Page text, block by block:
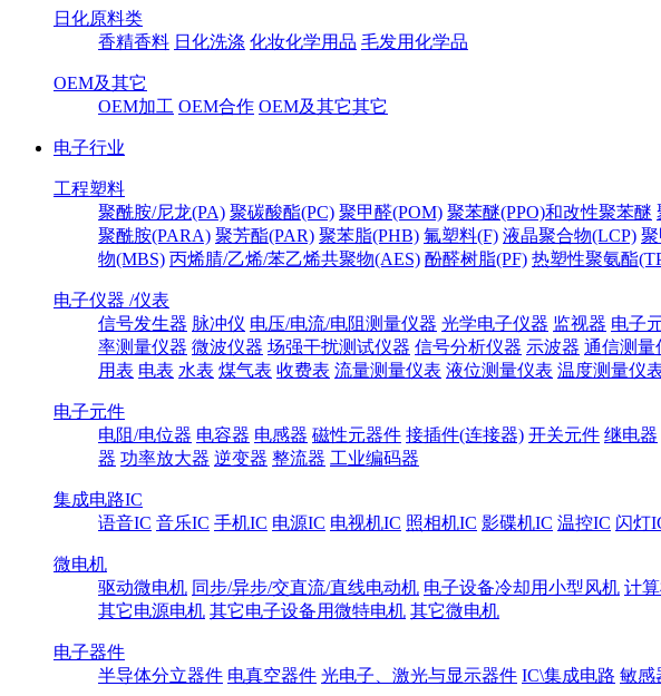
日化原料类
香精香料 日化洗涤 化妆化学用品 毛发用化学品
OEM及其它
OEM加工 OEM合作 OEM及其它其它
电子行业
工程塑料
聚酰胺/尼龙(PA) 聚碳酸酯(PC) 聚甲醛(POM) 聚苯醚(PPO)和改性聚苯醚
聚酰胺(PARA) 聚芳酯(PAR) 聚苯脂(PHB) 氟塑料(F) 液晶聚合物(LCP)
物(MBS) 丙烯腈/乙烯/苯乙烯共聚物(AES) 酚醛树脂(PF) 热塑性聚氨酯
电子仪器 /仪表
信号发生器 脉冲仪 电压/电流/电阻测量仪器 光学电子仪器 监视器 电子
率测量仪器 微波仪器 场强干扰测试仪器 信号分析仪器 示波器 通信测量
用表 电表 水表 煤气表 收费表 流量测量仪表 液位测量仪表 温度测量仪
电子元件
电阻/电位器 电容器 电感器 磁性元器件 接插件(连接器) 开关元件 继电器
器 功率放大器 逆变器 整流器 工业编码器
集成电路IC
语音IC 音乐IC 手机IC 电源IC 电视机IC 照相机IC 影碟机IC 温控IC 闪灯
微电机
驱动微电机 同步/异步/交直流/直线电动机 电子设备冷却用小型风机 计
其它电源电机 其它电子设备用微特电机 其它微电机
电子器件
半导体分立器件 电真空器件 光电子、激光与显示器件 IC\集成电路 敏感